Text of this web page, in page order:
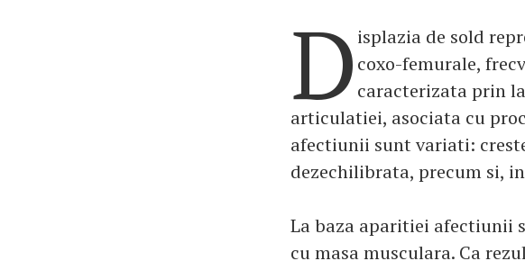
D isplazia de sold
coxo-femurale,
caracterizata prin
articulatiei, asociata cu
afectiunii sunt variati:
dezechilibrata, precum si,
La baza aparitiei afectiunii
cu masa musculara. Ca